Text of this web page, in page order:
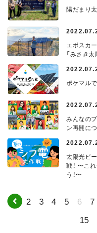
陽だまり
エポスカ
「みさき
ポケマル
みんなの
ン再開に
太陽光ピ
戦！ 〜こ
う！〜
1 2 3 4 5 6 7
15